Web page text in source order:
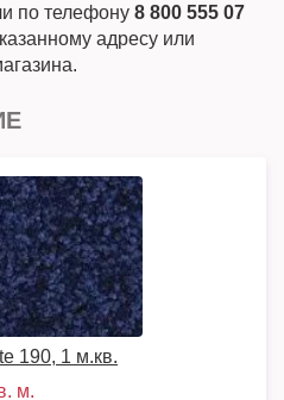
по телефону 8 800 555 07
адресу или
190, 1 м.кв.
м.